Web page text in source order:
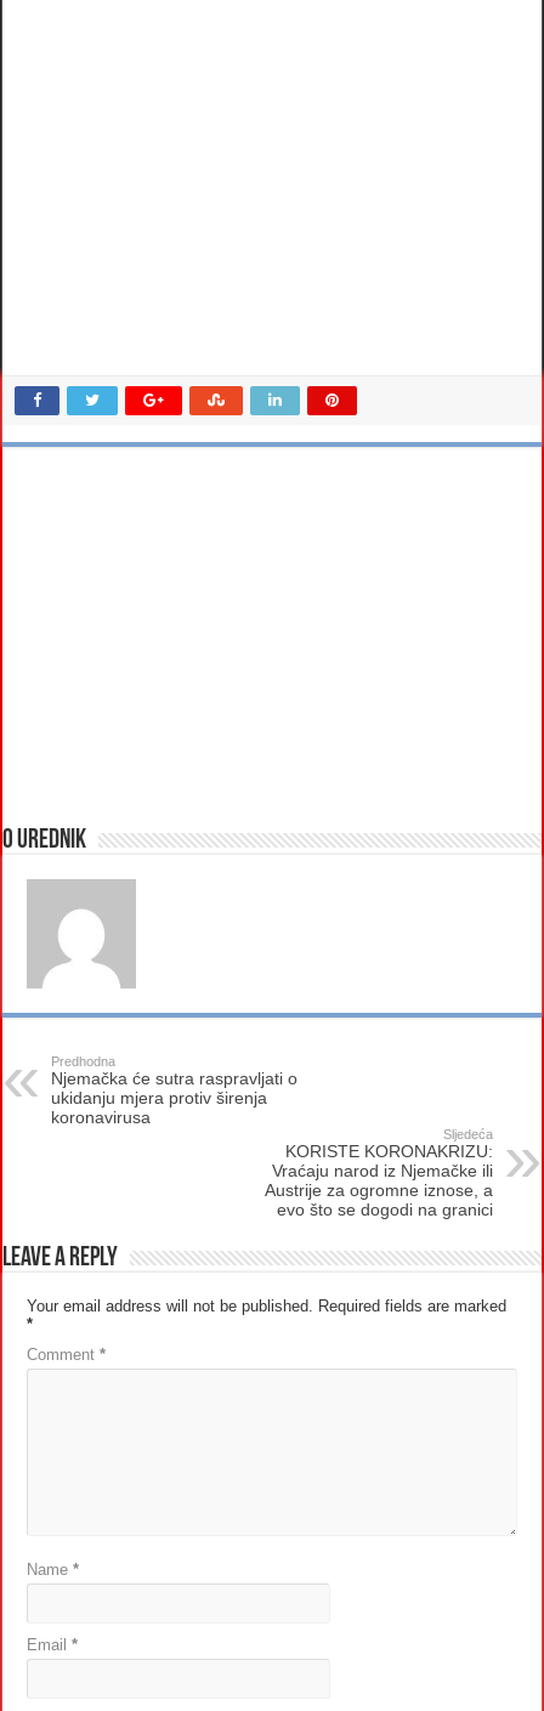
O urednik
Predhodna
Njemačka će sutra raspravljati o
ukidanju mjera protiv širenja
koronavirusa
Sljedeća
KORISTE KORONAKRIZU:
Vraćaju narod iz Njemačke ili
Austrije za ogromne iznose, a
evo što se dogodi na granici
Leave a Reply
Your email address will not be published.
Required fields are marked
*
Comment*
Name*
Email*